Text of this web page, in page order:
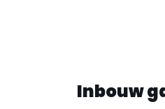
Inbouw